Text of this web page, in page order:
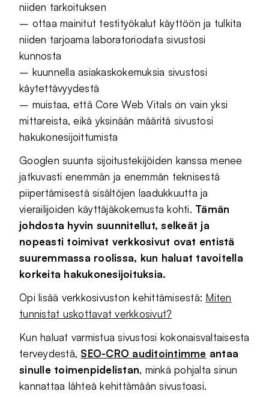
niiden tarkoituksen
– ottaa mainitut testityökalut käyttöön ja tulkita
niiden tarjoama laboratoriodata sivustosi
kunnosta
– kuunnella asiakaskokemuksia sivustosi
käytettävyydestä
– muistaa, että Core Web Vitals on vain yksi
mittareista, eikä yksinään määritä sivustosi
hakukonesijoittumista
Googlen suunta sijoitustekijöiden kanssa menee
jatkuvasti enemmän ja enemmän teknisestä
piipertämisestä sisältöjen laadukkuutta ja
vierailijoiden käyttäjäkokemusta kohti. Tämän
johdosta hyvin suunnitellut, selkeät ja
nopeasti toimivat verkkosivut ovat entistä
suuremmassa roolissa, kun haluat tavoitella
korkeita hakukonesijoituksia.
Opi lisää verkkosivuston kehittämisestä: Miten
tunnistat uskottavat verkkosivut?
Kun haluat varmistua sivustosi kokonaisvaltaisesta
terveydestä, SEO-CRO auditointimme antaa
sinulle toimenpidelistan, minkä pohjalta sinun
kannattaa lähteä kehittämään sivustoasi.